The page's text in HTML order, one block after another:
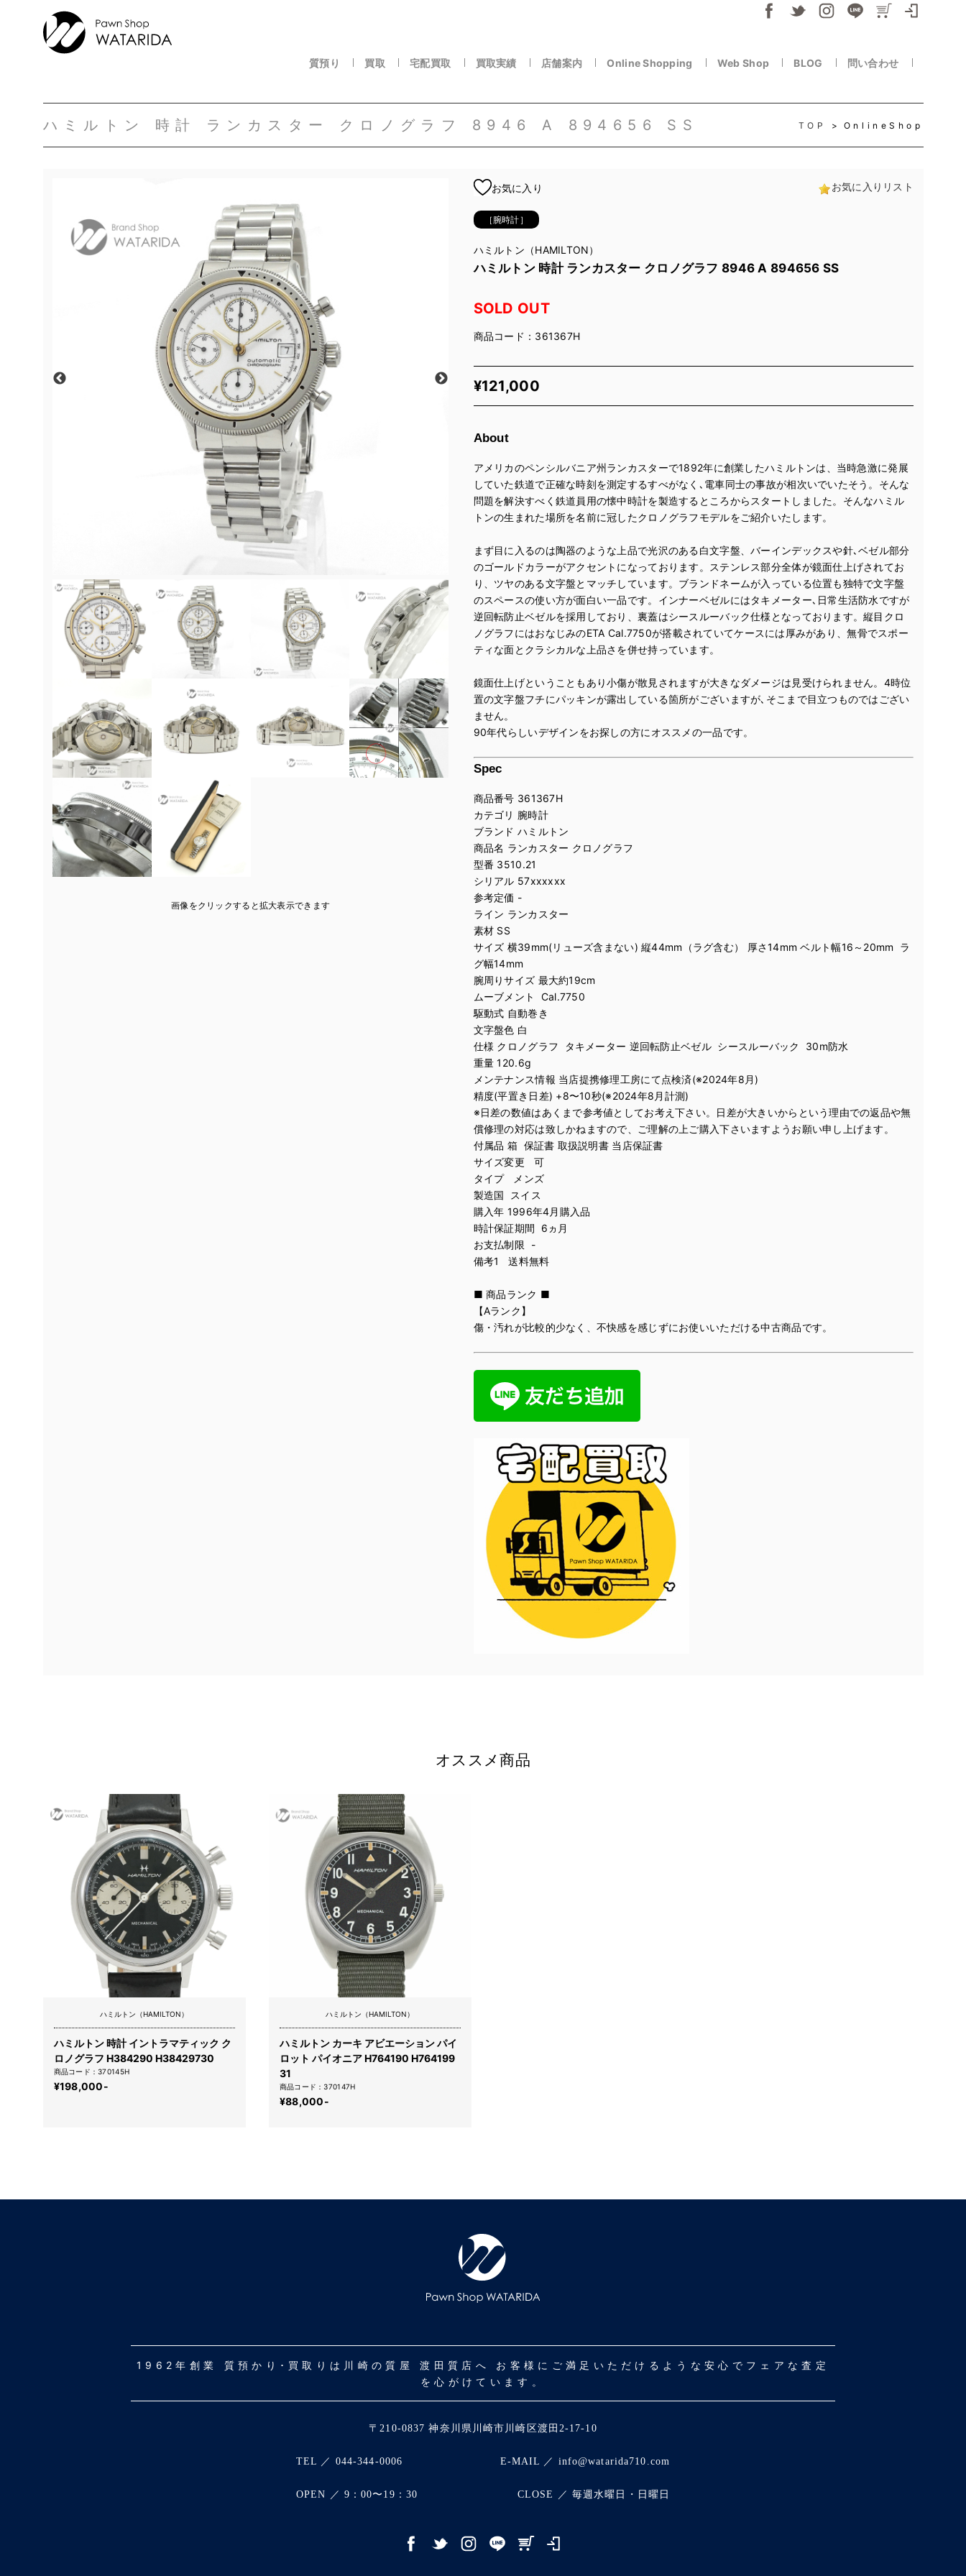
質預り 買取 宅配買取 買取実績 店舗案内 Online Shopping Web Shop BLOG 問い合わせ
ハミルトン 時計 ランカスター クロノグラフ 8946 A 894656 SS TOP OnlineShop
画像をクリックすると拡大表示できます
お気に入り お気に入りリスト
［腕時計］
ハミルトン（HAMILTON）
ハミルトン 時計 ランカスター クロノグラフ 8946 A 894656 SS
SOLD OUT
商品コード：361367H
¥121,000
About
アメリカのペンシルバニア州ランカスターで1892年に創業したハミルトンは、当時急激に発展
していた鉄道で正確な時刻を測定するすべがなく､電車同士の事故が相次いでいたそう。そんな
問題を解決すべく鉄道員用の懐中時計を製造するところからスタートしました。そんなハミル
トンの生まれた場所を名前に冠したクロノグラフモデルをご紹介いたします。
まず目に入るのは陶器のような上品で光沢のある白文字盤、バーインデックスや針､ベゼル部分
のゴールドカラーがアクセントになっております。ステンレス部分全体が鏡面仕上げされてお
り、ツヤのある文字盤とマッチしています。ブランドネームが入っている位置も独特で文字盤
のスペースの使い方が面白い一品です。インナーベゼルにはタキメーター､日常生活防水ですが
逆回転防止ベゼルを採用しており、裏蓋はシースルーバック仕様となっております。縦目クロ
ノグラフにはおなじみのETA Cal.7750が搭載されていてケースには厚みがあり、無骨でスポー
ティな面とクラシカルな上品さを併せ持っています。
鏡面仕上げということもあり小傷が散見されますが大きなダメージは見受けられません。4時位
置の文字盤フチにパッキンが露出している箇所がございますが､そこまで目立つものではござい
ません。
90年代らしいデザインをお探しの方にオススメの一品です。
Spec
商品番号 361367H
カテゴリ 腕時計
ブランド ハミルトン
商品名 ランカスター クロノグラフ
型番 3510.21
シリアル 57xxxxxx
参考定価 -
ライン ランカスター
素材 SS
サイズ 横39mm(リューズ含まない) 縦44mm（ラグ含む） 厚さ14mm ベルト幅16～20mm ラ
グ幅14mm
腕周りサイズ 最大約19cm
ムーブメント Cal.7750
駆動式 自動巻き
文字盤色 白
仕様 クロノグラフ タキメーター 逆回転防止ベゼル シースルーバック 30m防水
重量 120.6g
メンテナンス情報 当店提携修理工房にて点検済(※2024年8月)
精度(平置き日差) +8〜10秒(※2024年8月計測)
※日差の数値はあくまで参考値としてお考え下さい。日差が大きいからという理由での返品や無
償修理の対応は致しかねますので、ご理解の上ご購入下さいますようお願い申し上げます。
付属品 箱 保証書 取扱説明書 当店保証書
サイズ変更 可
タイプ メンズ
製造国 スイス
購入年 1996年4月購入品
時計保証期間 6ヵ月
お支払制限 -
備考1 送料無料
■ 商品ランク ■
【Aランク】
傷・汚れが比較的少なく、不快感を感じずにお使いいただける中古商品です。
オススメ商品
ハミルトン（HAMILTON）
ハミルトン 時計 イントラマティック ク
ロノグラフ H384290 H38429730
商品コード：370145H
¥198,000-
ハミルトン（HAMILTON）
ハミルトン カーキ アビエーション パイ
ロット パイオニア H764190 H764199
31
商品コード：370147H
¥88,000-
1962年創業 質預かり･買取りは川崎の質屋 渡田質店へ お客様にご満足いただけるような安心でフェアな査定
を心がけています。
〒210-0837 神奈川県川崎市川崎区渡田2-17-10
TEL ／ 044-344-0006 E-MAIL ／ info@watarida710.com
OPEN ／ 9：00〜19：30 CLOSE ／ 毎週水曜日・日曜日